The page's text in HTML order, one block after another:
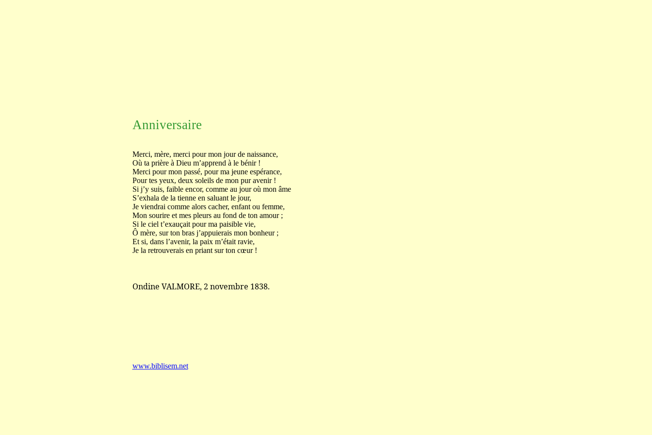
Anniversaire
Merci, mère, merci pour mon jour de naissance,
Où ta prière à Dieu m’apprend à le bénir !
Merci pour mon passé, pour ma jeune espérance,
Pour tes yeux, deux soleils de mon pur avenir !
Si j’y suis, faible encor, comme au jour où mon âme
S’exhala de la tienne en saluant le jour,
Je viendrai comme alors cacher, enfant ou femme,
Mon sourire et mes pleurs au fond de ton amour ;
Si le ciel t’exauçait pour ma paisible vie,
Ô mère, sur ton bras j’appuierais mon bonheur ;
Et si, dans l’avenir, la paix m’était ravie,
Je la retrouverais en priant sur ton cœur !
Ondine VALMORE, 2 novembre 1838.
www.biblisem.net